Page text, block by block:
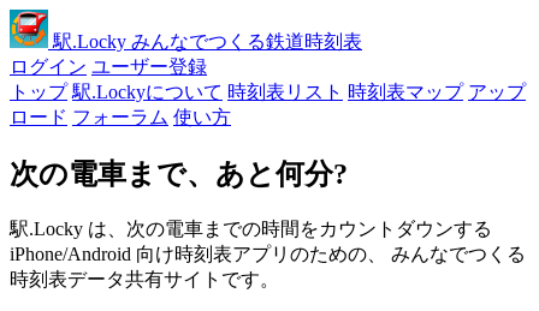
駅.Locky みんなでつくる鉄道時刻表
ログイン ユーザー登録
トップ 駅.Lockyについて 時刻表リスト 時刻表マップ アップ
ロード フォーラム 使い方
次の電車まで、あと何分?
駅.Locky は、次の電車までの時間をカウントダウンする
iPhone/Android 向け時刻表アプリのための、 みんなでつくる
時刻表データ共有サイトです。